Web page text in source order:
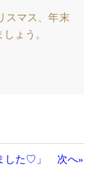
スマス、年末
ょう。
した♡」 次へ»